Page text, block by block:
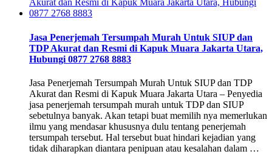
Jasa Penerjemah Tersumpah Murah Untuk SIUP dan
TDP Akurat dan Resmi di Kapuk Muara Jakarta Utara,
Hubungi 0877 2768 8883
Jasa Penerjemah Tersumpah Murah Untuk SIUP dan TDP
Akurat dan Resmi di Kapuk Muara Jakarta Utara – Penyedia
jasa penerjemah tersumpah murah untuk TDP dan SIUP
sebetulnya banyak. Akan tetapi buat memilih nya memerlukan
ilmu yang mendasar khususnya dulu tentang penerjemah
tersumpah tersebut. Hal tersebut buat hindari kejadian yang
tidak diharapkan diantara penipuan atau kesalahan dalam …